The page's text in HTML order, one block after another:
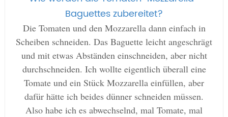
Baguettes zubereitet?
Die Tomaten und den Mozzarella dann einfach in
Scheiben schneiden. Das Baguette leicht angeschrägt
und mit etwas Abständen einschneiden, aber nicht
durchschneiden. Ich wollte eigentlich überall eine
Tomate und ein Stück Mozzarella einfüllen, aber
dafür hätte ich beides dünner schneiden müssen.
Also habe ich es abwechselnd, mal Tomate, mal